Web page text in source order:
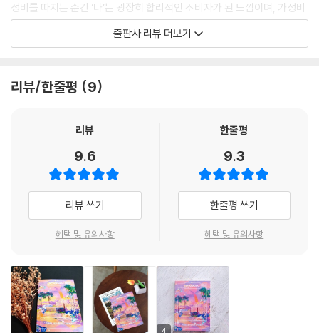
누구도 기뻐하지 않는 일을 기쁨으로 하는 자와/ 누군가 기뻐하는 일을 슬
픔으로 하는 자는/ 친구가 될 수 있을까
ㅡ 성동혁 시, 「노을은 딸기를 으깨 놓은 것 같고」에서
‘가성비’라는 세계관은 사람을 변화시킨다. 좋은 쪽으로도, 나쁜 쪽으로도
성비를 따지는 순간 ‘나’는 굉장히 합리적인 소비자가 된 느낌이며, 가성비
가 붙은 무언가에 돈을 지불하는 것은 헛돈을 쓰지 않았다는 안도감을 준
다. 다만 ‘가격’은 공급자가 붙인 절대적인 것이지만 ‘성능’은 그것을 사용
이성적으로 보이는 가성비에는 결국 ‘내’가 들어 있다.
『an usual』은 가성비라는 말 속에 숨어 있는 ‘나’에 대해 주목하기로 했다.
그 속에는 한마디로 정의 내릴 수 없는 ‘나’의 모습이 담겨 있다. 유튜버, 소
설가, 시인, 의사, 편집자, 게임 개발자, 만화가, 에세이스트, 임상 심리 전
문가, 마케터, 출판사 대표까지 저마다의 다른 벌이만큼이나 다른 가성비
세계관에 대한 글들을 모았다. 서른다섯 편이나 된다. 새로운 독서를 시작
하기 전의 종합 샘플러라고 생각해도 과언이 아니다. 이 잡지를 집어 들 ‘당
출판사 리뷰 더보기
리뷰/한줄평 9
리뷰
9.6
리뷰 쓰기
혜택 및 유의사항
한줄평
9.3
한줄평 쓰기
혜택 및 유의사항